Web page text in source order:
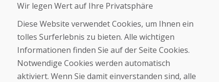
Geschäft
Kaufen
E-Shop
Impressum
Geschäftsbedingungen
Wir legen Wert auf Ihre Privatsphäre
Diese Website verwendet Cookies, um Ihnen ein
tolles Surferlebnis zu bieten. Alle wichtigen
Informationen finden Sie auf der Seite Cookies.
Notwendige Cookies werden automatisch
aktiviert. Wenn Sie damit einverstanden sind, alle